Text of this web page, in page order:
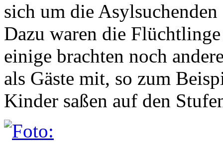
sich um die
Dazu waren die
einige brachten noch
als Gäste mit, so zum
Kinder saßen auf den